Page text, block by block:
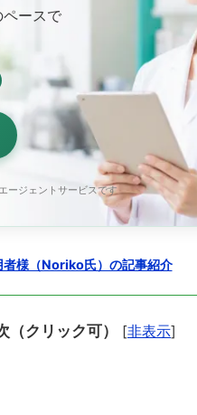
ースで
ージェントサービスです
者様（Noriko氏）の記事紹介
（クリック可） [非表示]